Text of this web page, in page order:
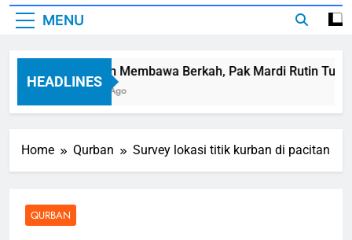
MENU
HEADLINES
Panen Membawa Berkah, Pak Mardi Rutin
6 Hari Ago
Home Qurban Survey lokasi titik kurban di pacitan
QURBAN